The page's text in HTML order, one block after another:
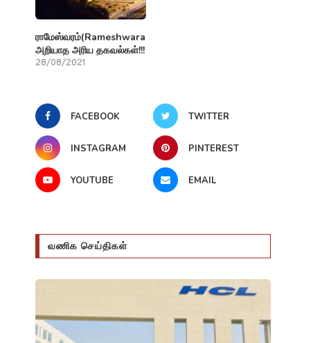
ராமேஸ்வரம்(Rameshwaram)பற்றி
அறியாத அரிய தகவல்கள்!!!
28/08/2021
FACEBOOK TWITTER
INSTAGRAM PINTEREST
YOUTUBE EMAIL
வணிக செய்திகள்